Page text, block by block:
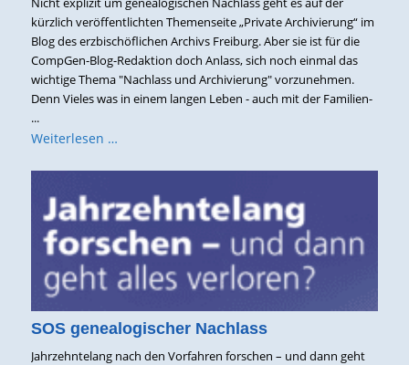
kürzlich veröffentlichten Themenseite „Private Archivierung“ im
Blog des erzbischöflichen Archivs Freiburg. Aber sie ist für die
CompGen-Blog-Redaktion doch Anlass, sich noch einmal das
wichtige Thema "Nachlass und Archivierung" vorzunehmen.
Denn Vieles was in einem langen Leben - auch mit der Familien-
...
Weiterlesen …
SOS genealogischer Nachlass
Jahrzehntelang nach den Vorfahren forschen – und dann geht